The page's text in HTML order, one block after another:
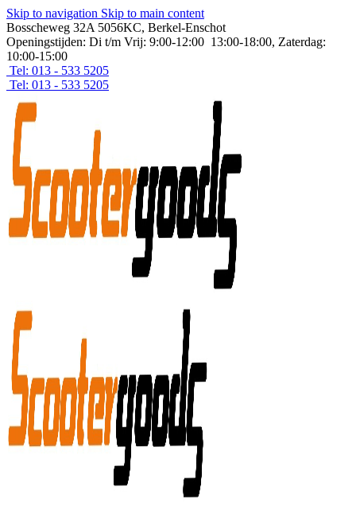
Skip to navigation Skip to main content
Bosscheweg 32A 5056KC, Berkel-Enschot
Openingstijden: Di t/m Vrij: 9:00-12:00 13:00-18:00, Zaterdag:
10:00-15:00
Tel: 013 - 533 5205
Tel: 013 - 533 5205